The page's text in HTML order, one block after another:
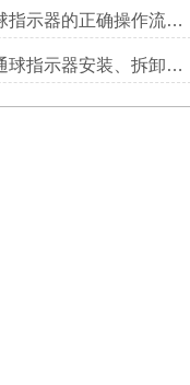
卡箍式通球指示器的正确操作流程介绍
非插入式通球指示器安装、拆卸灵活方便